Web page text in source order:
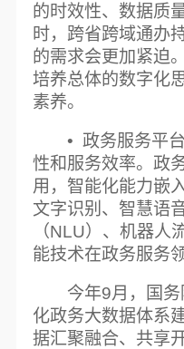
的时效性、数据质
时，跨省跨域通办
的需求会更加紧迫
培养总体的数字化
素养。
• 政务服务平
性和服务效率。政
用，智能化能力嵌
文字识别、智慧语
（NLU）、机器人
能技术在政务服务
今年9月，国
化政务大数据体系
据汇聚融合、共享